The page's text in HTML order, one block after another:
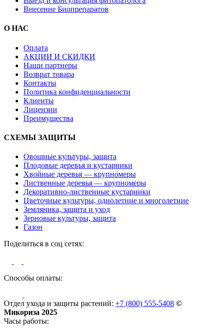
Внесение Биопрепаратов
О НАС
Оплата
АКЦИИ И СКИДКИ
Наши партнеры
Возврат товара
Контакты
Политика конфиденциальности
Клиенты
Лицензии
Преимущества
СХЕМЫ ЗАЩИТЫ
Овощные культуры, защита
Плодовые деревья и кустарники
Хвойные деревья — крупномеры
Лиственные деревья — крупномеры
Декоративно-лиственные кустарники
Цветочные культуры, однолетние и многолетние
Земляника, защита и уход
Зерновые культуры, защита
Газон
Поделиться в соц сетях:
Способы оплаты:
Отдел ухода и защиты растений: +7 (800) 555-5408 ©
Микориза 2025
Часы работы: